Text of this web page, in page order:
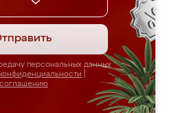
персональных данных
соглашению